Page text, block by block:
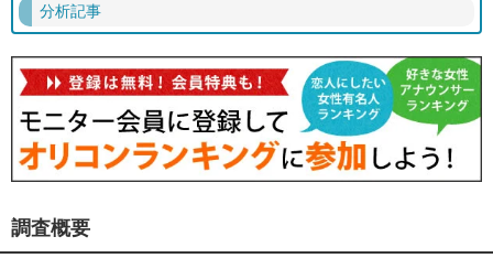
分析記事
調査概要